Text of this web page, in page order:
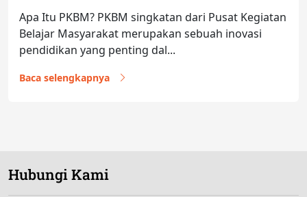
Apa Itu PKBM? PKBM singkatan dari Pusat Kegiatan
Belajar Masyarakat merupakan sebuah inovasi
pendidikan yang penting dal...
Baca selengkapnya
Hubungi Kami